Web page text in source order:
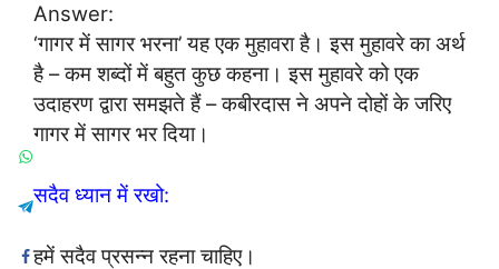
Answer:
‘गागर में सागर भरना’ यह एक मुहावरा है। इस मुहावरे का अर्थ
है – कम शब्दों में बहुत कुछ कहना। इस मुहावरे को एक
उदाहरण द्वारा समझते हैं – कबीरदास ने अपने दोहों के जरिए
गागर में सागर भर दिया।
सदैव ध्यान में रखो:
हमें सदैव प्रसन्न रहना चाहिए।